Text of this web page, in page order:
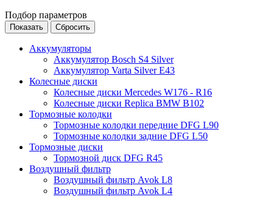
Подбор параметров
Аккумуляторы
Аккумулятор Bosch S4 Silver
Аккумулятор Varta Silver E43
Колесные диски
Колесные диски Mercedes W176 - R16
Колесные диски Replica BMW B102
Тормозные колодки
Тормозные колодки передние DFG L90
Тормозные колодки задние DFG L50
Тормозные диски
Тормозной диск DFG R45
Воздушный фильтр
Воздушный фильтр Avok L8
Воздушный фильтр Avok L4